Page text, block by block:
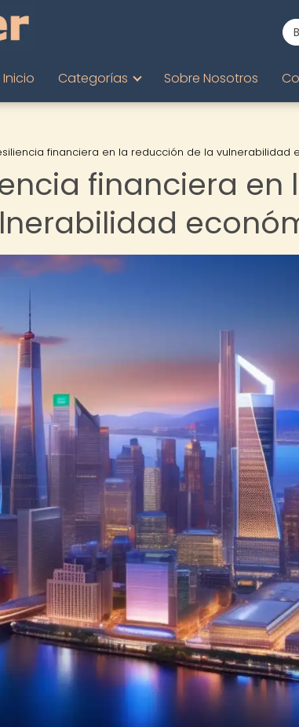
Inicio Categorías Sobre Nosotros
financiera en la reducción de la vulnerabilidad
financiera en